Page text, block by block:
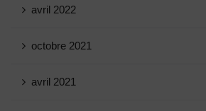
avril 2022
octobre 2021
avril 2021